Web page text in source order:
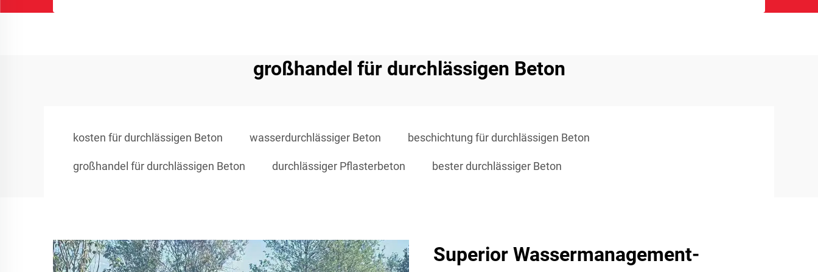
großhandel für durchlässigen Beton
kosten für durchlässigen Beton wasserdurchlässiger Beton beschichtung für durchlässigen Beton
großhandel für durchlässigen Beton durchlässiger Pflasterbeton bester durchlässiger Beton
Superior Wassermanagement-